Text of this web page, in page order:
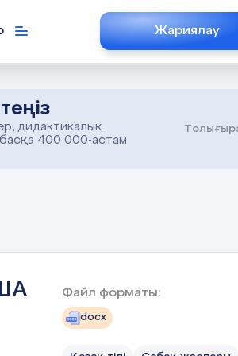
Жариялау
дидактикалық
400 000-астам
Файл форматы:
docx